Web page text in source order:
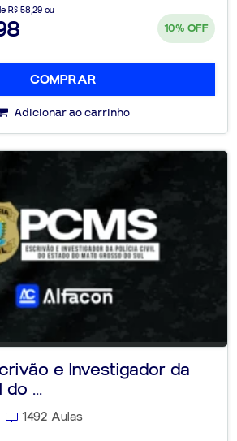
R$ 58,29 ou
10% OFF
COMPRAR
Adicionar ao carrinho
e Investigador da
...
1492 Aulas